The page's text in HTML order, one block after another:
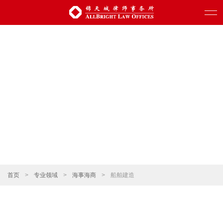
首页 > 专业领域 > 海事海商 > 船舶建造